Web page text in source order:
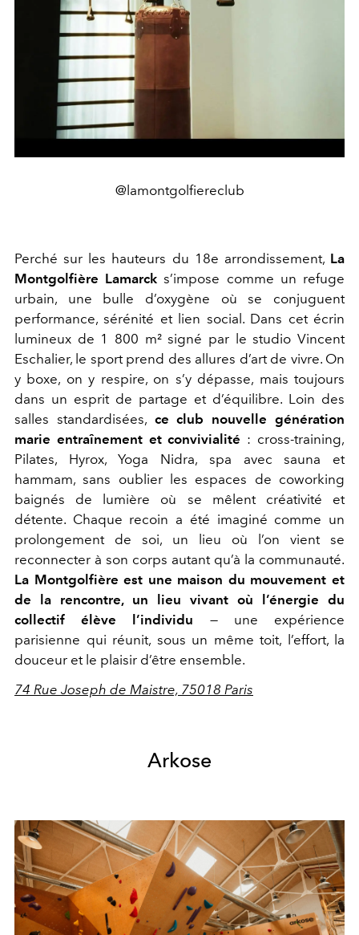
@lamontgolfiereclub
Perché sur les hauteurs du 18e arrondissement, La
Montgolfière Lamarck s’impose comme un refuge
urbain, une bulle d’oxygène où se conjuguent
performance, sérénité et lien social. Dans cet écrin
lumineux de 1 800 m² signé par le studio Vincent
Eschalier, le sport prend des allures d’art de vivre. On
y boxe, on y respire, on s’y dépasse, mais toujours
dans un esprit de partage et d’équilibre. Loin des
salles standardisées, ce club nouvelle génération
marie entraînement et convivialité : cross-training,
Pilates, Hyrox, Yoga Nidra, spa avec sauna et
hammam, sans oublier les espaces de coworking
baignés de lumière où se mêlent créativité et
détente. Chaque recoin a été imaginé comme un
prolongement de soi, un lieu où l’on vient se
reconnecter à son corps autant qu’à la communauté.
La Montgolfière est une maison du mouvement et
de la rencontre, un lieu vivant où l’énergie du
collectif élève l’individu — une expérience
parisienne qui réunit, sous un même toit, l’effort, la
douceur et le plaisir d’être ensemble.
74 Rue Joseph de Maistre, 75018 Paris
Arkose